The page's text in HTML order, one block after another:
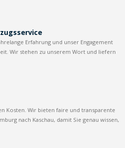
Erfahrung und unser Engagement
Wir stehen zu unserem Wort und liefern
Kosten. Wir bieten faire und transparente
nach Kaschau, damit Sie genau wissen,